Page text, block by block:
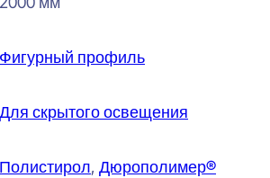
Фигурный профиль
Для скрытого освещения
Полистирол, Дюрополимер®